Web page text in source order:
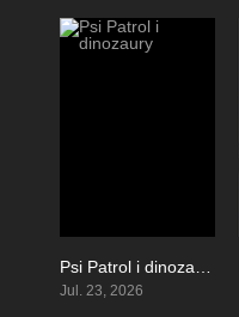
6
Jul. 23, 2026